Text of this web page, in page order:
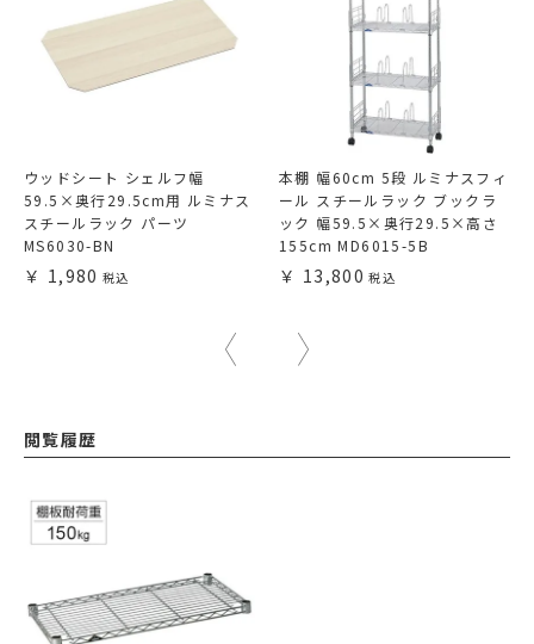
ウッドシート シェルフ幅
59.5×奥行29.5cm用 ルミナス
スチールラック パーツ
MS6030-BN
1,980
本棚 幅60cm 5段 ルミナスフィ
ール スチールラック ブックラ
ック 幅59.5×奥行29.5×高さ
155cm MD6015-5B
13,800
閲覧履歴